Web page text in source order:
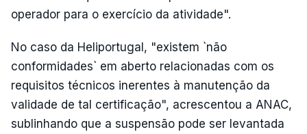
operador para o exercício da atividade".
No caso da Heliportugal, "existem `não
conformidades` em aberto relacionadas com os
requisitos técnicos inerentes à manutenção da
validade de tal certificação", acrescentou a ANAC,
sublinhando que a suspensão pode ser levantada